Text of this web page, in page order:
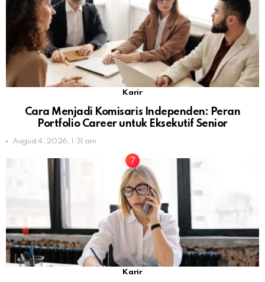
Karir
Cara Menjadi Komisaris Independen: Peran
Portfolio Career untuk Eksekutif Senior
August 4, 2026, 1:31 am
Karir